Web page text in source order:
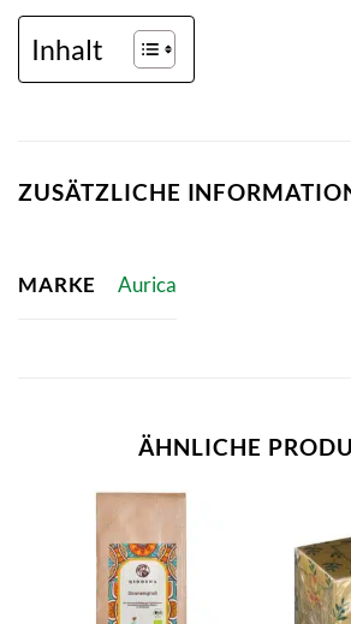
Inhalt
ZUSÄTZLICHE
MARKE Aurica
ÄHNLICHE